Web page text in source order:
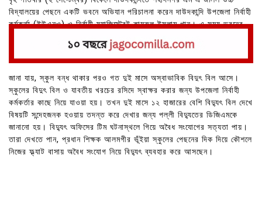
বিদ্যালয়ের পেছনে একটি ভবনে অভিযান পরিচালনা করেন দাউদকান্দি উপজেলা নির্বাহী
কর্মকর্তা (ইউএনও) ও নির্বাহী ম্যাজিস্ট্রেট কামরুল ইসলাম খান। এ সময় ভবনের
জানা যায়, স্কুল বন্ধ থাকার পরও গত দুই মাসে অস্বাভাবিক বিদুৎ বিল আসে।
স্কুলের বিদুৎ বিল ও যাবতীয় খরচের রসিদে স্বাক্ষর করার জন্য উপজেলা নির্বাহী
কর্মকর্তার কাছে নিয়ে যাওয়া হয়। তখন দুই মাসে ১২ হাজারের বেশি বিদ্যুৎ বিল দেখে
বিষয়টি সন্দেহজনক হওয়ায় তদন্ত করে দেখার জন্য পল্লী বিদ্যুতের ডিজিএমকে
জানানো হয়। বিদ্যুৎ অফিসের টিম ঘটনাস্থলে গিয়ে অবৈধ সংযোগের সত্যতা পায়।
তারা দেখতে পান, প্রধান শিক্ষক আলমগীর ভূঁইয়া স্কুলের পেছনের দিক দিয়ে কৌশলে
নিজের ফ্ল্যাট বাসায় অবৈধ সংযোগ নিয়ে বিদ্যুৎ ব্যবহার করে আসছেন।